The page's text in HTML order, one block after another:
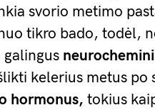
svorio metimo
tikro bado, todėl,
galingus
kelerius metus po
hormonus, tokius